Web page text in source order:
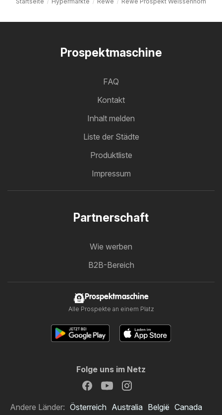
Prospektmaschine
FAQ
Kontakt
Inhalt melden
Liste der Städte
Produktliste
Impressum
Partnerschaft
Wie werben
B2B-Bereich
Prospektmaschine
Alle Prospekte an einem Platz
Folge uns im Netz
Andere Länder: Österreich Australia België Canada